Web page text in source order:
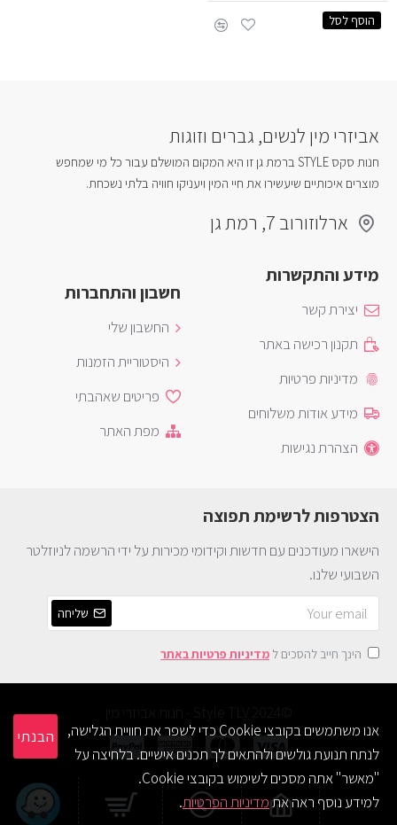
הוסף לסל
אביזרי מין לנשים, גברים וזוגות
חנות סקס STYLE ברמת גן זו היא המקום המושלם עבור כל מי שמחפש
מוצרים איכותיים שיעשירו את חיי המין ויעניקו חוויה בלתי נשכחת.
ארלוזורוב 7, רמת גן
מידע והתקשרות
יצירת קשר
תקנון רכישה באתר
מדיניות פרטיות
מידע אודות משלוחים
הצהרת נגישות
חשבון והתחברות
החשבון שלי
היסטוריית הזמנות
פריטים שאהבתי
מפת האתר
הצטרפות לרשימת תפוצה
הישארו מעודכנים עם חדשות וקידומי מכירות על ידי הרשמה לניוזלטר
השבועי שלנו.
שליחה
הינך חייב להסכים ל מדיניות פרטיות באתר
waze
הבנתי
אנו משתמשים בקובצי Cookie כדי לשפר את חוויית הגלישה,
לנתח תנועת גולשים ולהתאים לך תכנים אישיים. בלחיצה על
"מאשר" אתה מסכים לשימוש בקובצי Cookie.
למידע נוסף ראה אתמדיניות הפרטיות.